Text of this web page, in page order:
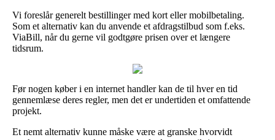
Vi foreslår generelt bestillinger med kort eller mobilbetaling.
Som et alternativ kan du anvende et afdragstilbud som f.eks.
ViaBill, når du gerne vil godtgøre prisen over et længere
tidsrum.
Før nogen køber i en internet handler kan de til hver en tid
gennemlæse deres regler, men det er undertiden et omfattende
projekt.
Et nemt alternativ kunne måske være at granske hvorvidt